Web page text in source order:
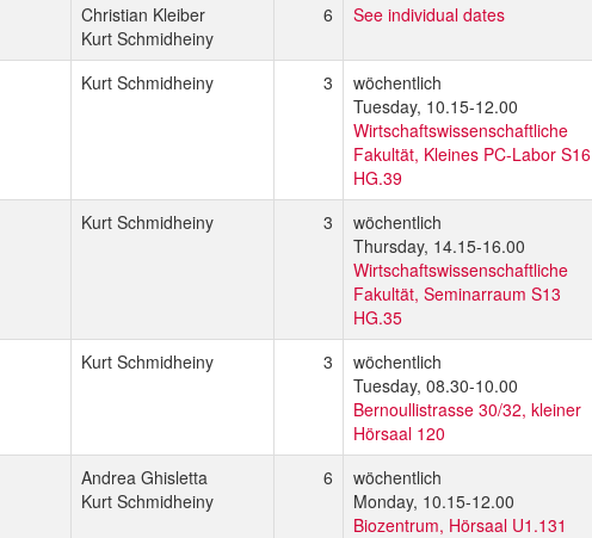
Christian Kleiber
Kurt Schmidheiny
6 See individual dates
Kurt Schmidheiny 3
wöchentlich
Tuesday, 10.15-12.00
Wirtschaftswissenschaftliche
Fakultät, Kleines PC-Labor S16
HG.39
Kurt Schmidheiny 3
wöchentlich
Thursday, 14.15-16.00
Wirtschaftswissenschaftliche
Fakultät, Seminarraum S13
HG.35
Kurt Schmidheiny 3
wöchentlich
Tuesday, 08.30-10.00
Bernoullistrasse 30/32, kleiner
Hörsaal 120
Andrea Ghisletta
Kurt Schmidheiny
6
wöchentlich
Monday, 10.15-12.00
Biozentrum, Hörsaal U1.131